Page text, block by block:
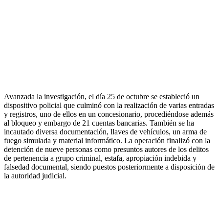
Avanzada la investigación, el día 25 de octubre se estableció un
dispositivo policial que culminó con la realización de varias entradas
y registros, uno de ellos en un concesionario, procediéndose además
al bloqueo y embargo de 21 cuentas bancarias. También se ha
incautado diversa documentación, llaves de vehículos, un arma de
fuego simulada y material informático. La operación finalizó con la
detención de nueve personas como presuntos autores de los delitos
de pertenencia a grupo criminal, estafa, apropiación indebida y
falsedad documental, siendo puestos posteriormente a disposición de
la autoridad judicial.